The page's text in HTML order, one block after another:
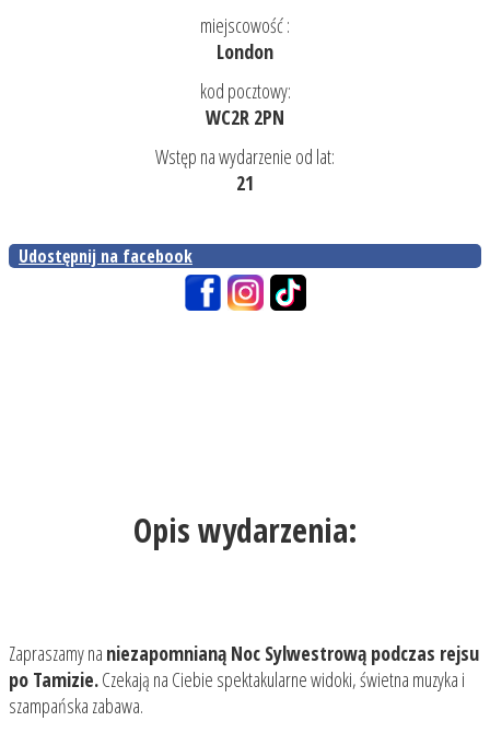
miejscowość :
London
kod pocztowy:
WC2R 2PN
Wstęp na wydarzenie od lat:
21
Udostępnij na facebook
Opis wydarzenia:
Zapraszamy na niezapomnianą Noc Sylwestrową podczas rejsu
po Tamizie.Czekają na Ciebie spektakularne widoki, świetna muzyka i
szampańska zabawa.